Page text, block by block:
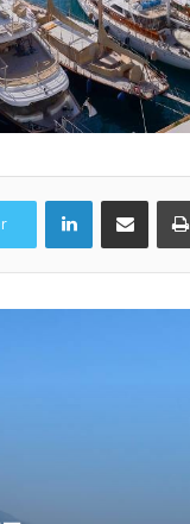
LinkedInПоделиться по электронной